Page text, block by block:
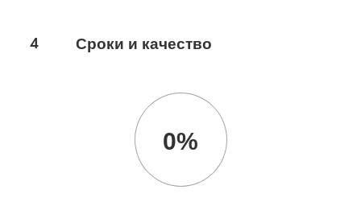
4 Сроки и качество
0%